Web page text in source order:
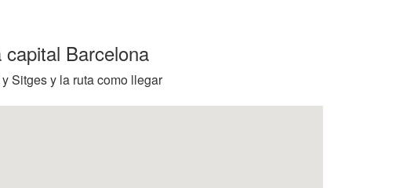
Barcelona
Sitges y la ruta como llegar